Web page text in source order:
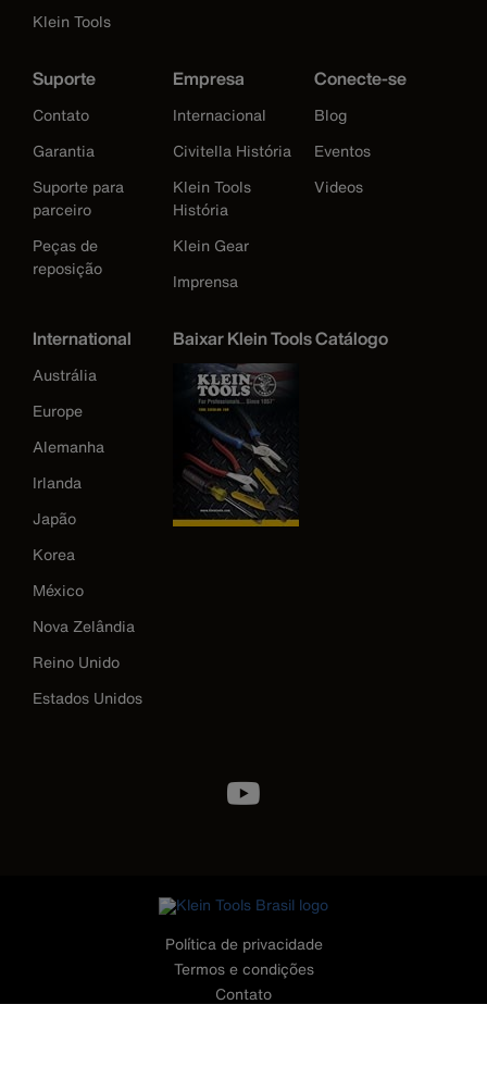
Klein Tools
Suporte
Contato
Garantia
Suporte para
parceiro
Peças de
reposição
Empresa
Internacional
Civitella História
Klein Tools
História
Klein Gear
Imprensa
Conecte-se
Blog
Eventos
Videos
International
Austrália
Europe
Alemanha
Irlanda
Japão
Korea
México
Nova Zelândia
Reino Unido
Estados Unidos
Baixar Klein Tools Catálogo
Política de privacidade
Termos e condições
Contato